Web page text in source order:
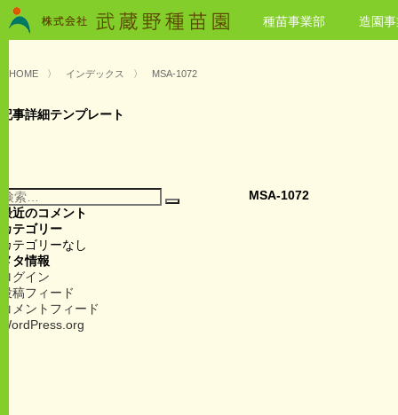
種苗事業部 造園
HOME 〉 インデックス 〉 MSA-1072
記事詳細テンプレート
MSA-1072
検
索:
検
最近のコメント
カテゴリー
カテゴリーなし
メタ情報
ログイン
投稿フィード
コメントフィード
WordPress.org